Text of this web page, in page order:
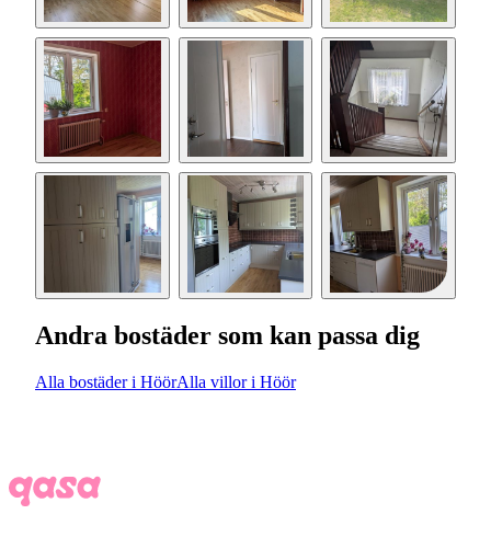
Andra bostäder som kan passa dig
Alla bostäder i HöörAlla villor i Höör